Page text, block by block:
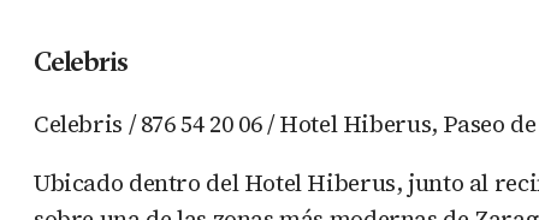
Celebris
Celebris / 876 54 20 06 / Hotel Hiberus, Paseo
Ubicado dentro del Hotel Hiberus, junto al